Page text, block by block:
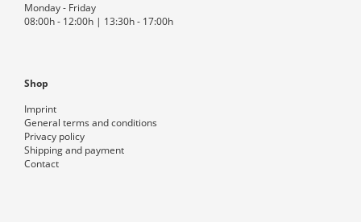
Monday - Friday
08:00h - 12:00h | 13:30h - 17:00h
Shop
Imprint
General terms and conditions
Privacy policy
Shipping and payment
Contact